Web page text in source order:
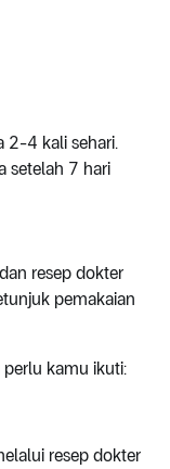
2-4 kali sehari.
setelah 7 hari
resep dokter
pemakaian
kamu ikuti:
resep dokter